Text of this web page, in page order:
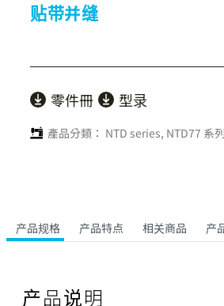
贴带并缝
零件冊 型录
產品分類： NTD series, NTD77 系列
产品规格 产品特点 相关商品 产
产品说明